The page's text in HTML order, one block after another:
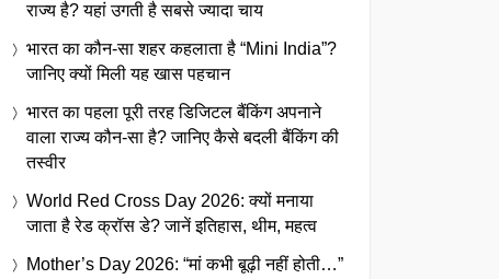
राज्य है? यहां उगती है सबसे ज्यादा चाय
भारत का कौन-सा शहर कहलाता है “Mini India”?
जानिए क्यों मिली यह खास पहचान
भारत का पहला पूरी तरह डिजिटल बैंकिंग अपनाने
वाला राज्य कौन-सा है? जानिए कैसे बदली बैंकिंग की
तस्वीर
World Red Cross Day 2026: क्यों मनाया
जाता है रेड क्रॉस डे? जानें इतिहास, थीम, महत्व
Mother’s Day 2026: “मां कभी बूढ़ी नहीं होती…”